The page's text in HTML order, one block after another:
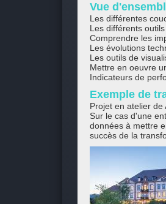
Vue
Les différentes
Les différents
Comprendre les
Les évolutions
Les outils de
Mettre en oeuvre
Indicateurs de
Exemple de
Projet en atelier de
Sur le cas d'une
données à mettre
succès de la